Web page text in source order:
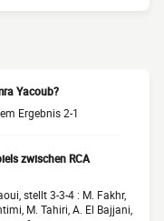
Yacoub?
Ergebnis 2-1
zwischen RCA
stellt 3-3-4 : M. Fakhr,
M. Tahiri, A. El Bajjani,